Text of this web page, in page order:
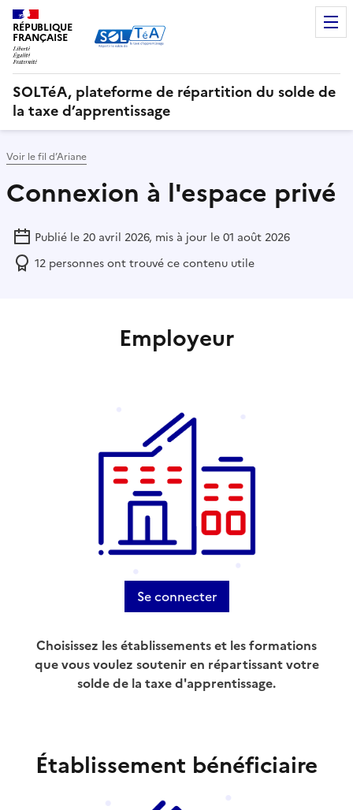
RÉPUBLIQUE
FRANÇAISE
SOLTéA, plateforme de répartition du solde de
la taxe d’apprentissage
Voir le fil d’Ariane
Connexion à l'espace privé
Publié le 20 avril 2026, mis à jour le 01 août 2026
12 personnes ont trouvé ce contenu utile
Employeur
Se connecter
Choisissez les établissements et les formations
que vous voulez soutenir en répartissant votre
solde de la taxe d'apprentissage.
Établissement bénéficiaire